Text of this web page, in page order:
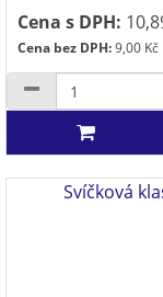
Cena s DPH:
Cena bez DPH:9,00 Kč
Svíčková